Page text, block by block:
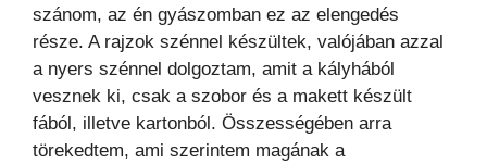
szánom, az én gyászomban ez az elengedés
része. A rajzok szénnel készültek, valójában azzal
a nyers szénnel dolgoztam, amit a kályhából
vesznek ki, csak a szobor és a makett készült
fából, illetve kartonból. Összességében arra
törekedtem, ami szerintem magának a